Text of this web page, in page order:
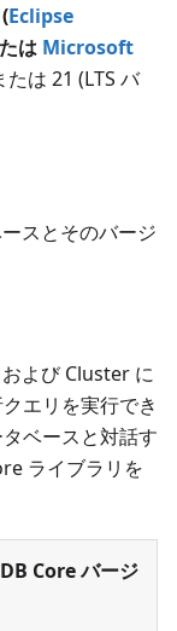
Eclipse
は Microsoft
は 21 (LTS バ
スとそのバージ
よび Cluster に
エリを実行でき
ベースと対話す
ライブラリを
Core バージ